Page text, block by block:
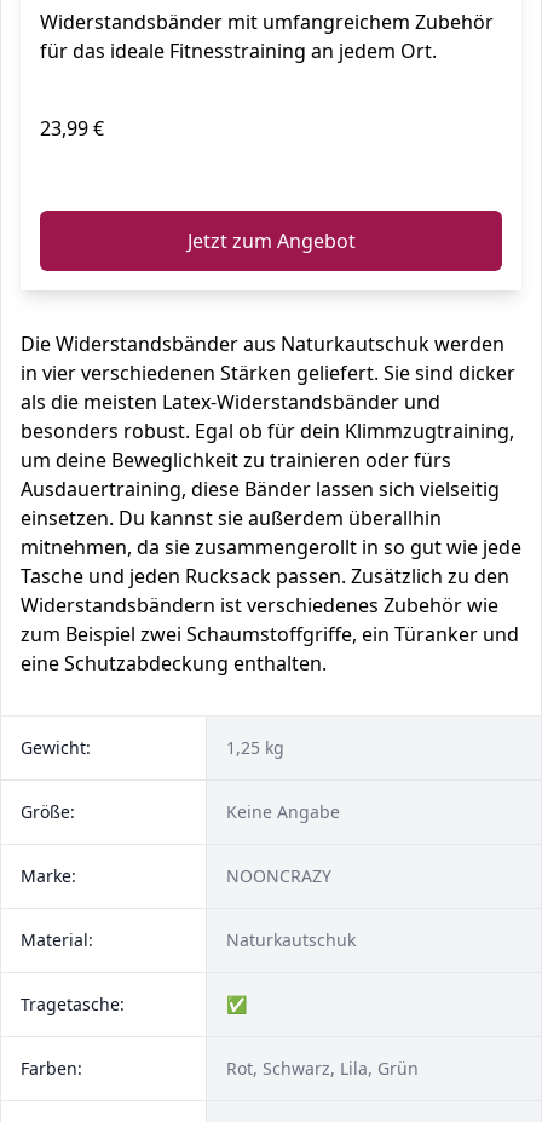
Yoga für Männer und Frauen
Widerstandsbänder mit umfangreichem Zubehör
für das ideale Fitnesstraining an jedem Ort.
23,99 €
Jetzt zum Angebot
Die Widerstandsbänder aus Naturkautschuk werden
in vier verschiedenen Stärken geliefert. Sie sind dicker
als die meisten Latex-Widerstandsbänder und
besonders robust. Egal ob für dein Klimmzugtraining,
um deine Beweglichkeit zu trainieren oder fürs
Ausdauertraining, diese Bänder lassen sich vielseitig
einsetzen. Du kannst sie außerdem überallhin
mitnehmen, da sie zusammengerollt in so gut wie jede
Tasche und jeden Rucksack passen. Zusätzlich zu den
Widerstandsbändern ist verschiedenes Zubehör wie
zum Beispiel zwei Schaumstoffgriffe, ein Türanker und
eine Schutzabdeckung enthalten.
Gewicht: 1,25 kg
Größe: Keine Angabe
Marke: NOONCRAZY
Material: Naturkautschuk
Tragetasche: ✅
Farben: Rot, Schwarz, Lila, Grün